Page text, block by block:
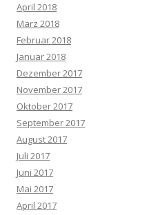
April 2018
März 2018
Februar 2018
Januar 2018
Dezember 2017
November 2017
Oktober 2017
September 2017
August 2017
Juli 2017
Juni 2017
Mai 2017
April 2017